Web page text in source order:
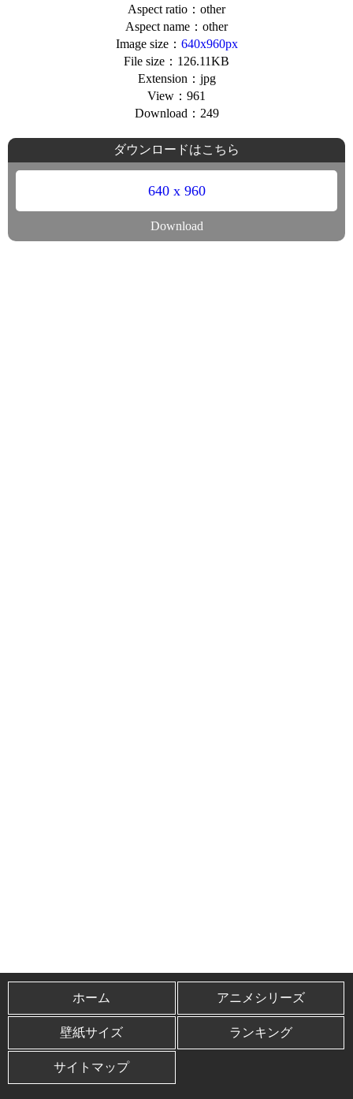
Aspect ratio：other
Aspect name：other
Image size： 640x960px
File size：126.11KB
Extension：jpg
View：961
Download：249
ダウンロードはこちら
640 x 960
Download
ホーム アニメシリーズ
壁紙サイズ ランキング
サイトマップ